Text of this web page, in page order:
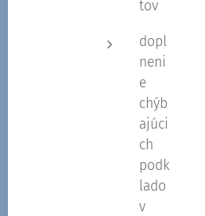
tov
dopl
neni
e
chýb
ajúci
ch
podk
lado
v